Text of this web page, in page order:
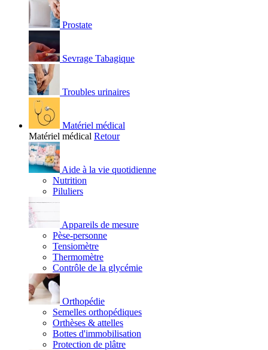
Prostate
Sevrage Tabagique
Troubles urinaires
Matériel médical
Matériel médical Retour
Aide à la vie quotidienne
Nutrition
Piluliers
Appareils de mesure
Pèse-personne
Tensiomètre
Thermomètre
Contrôle de la glycémie
Orthopédie
Semelles orthopédiques
Orthèses & attelles
Bottes d'immobilisation
Protection de plâtre